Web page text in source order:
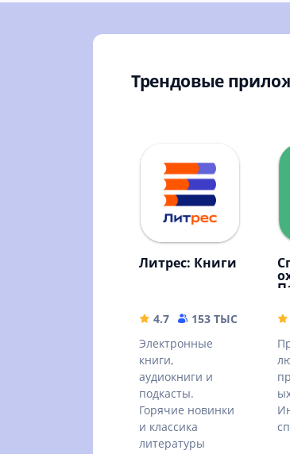
Трендовые
Литрес: Книги
4.7 153 ТЫС
Электронные
книги,
аудиокниги и
подкасты.
Горячие новинки
и классика
литературы